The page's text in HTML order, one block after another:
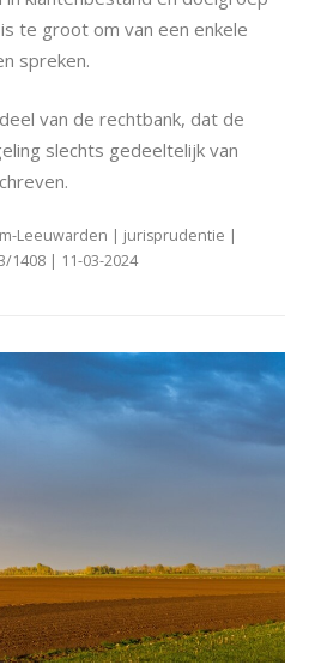
te groot om van een enkele
spreken.
van de rechtbank, dat de
slechts gedeeltelijk van
Leeuwarden | jurisprudentie |
1408 | 11-03-2024